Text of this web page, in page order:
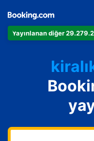
Yayınlanan diğer
Oda ve